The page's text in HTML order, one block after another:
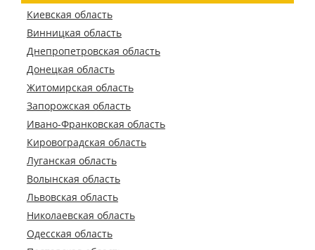
Киевская область
Винницкая область
Днепропетровская область
Донецкая область
Житомирская область
Запорожская область
Ивано-Франковская область
Кировоградская область
Луганская область
Волынская область
Львовская область
Николаевская область
Одесская область